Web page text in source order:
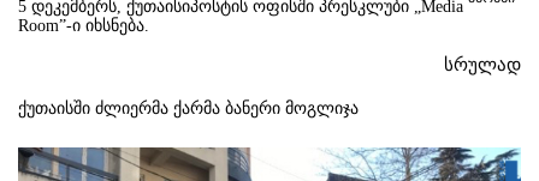
5 დეკემბერს, ქუთაისიპოსტის ოფისში პრესკლუბი „Media
Room”-ი იხსნება.
სრულად
ქუთაისში ძლიერმა ქარმა ბანერი მოგლიჯა